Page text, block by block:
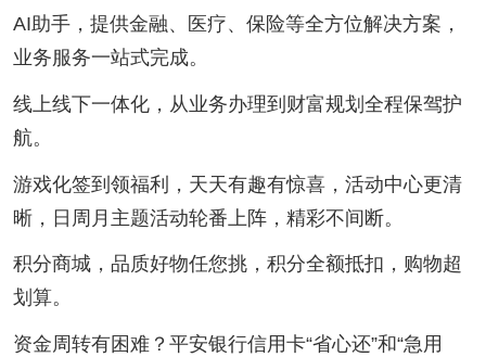
AI助手，提供金融、医疗、保险等全方位解决方案，
业务服务一站式完成。
线上线下一体化，从业务办理到财富规划全程保驾护
航。
游戏化签到领福利，天天有趣有惊喜，活动中心更清
晰，日周月主题活动轮番上阵，精彩不间断。
积分商城，品质好物任您挑，积分全额抵扣，购物超
划算。
资金周转有困难？平安银行信用卡“省心还”和“急用